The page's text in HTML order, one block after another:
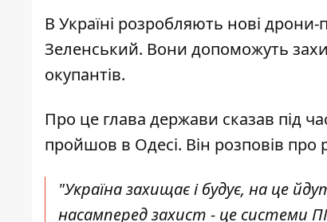
В Україні розробляють нові дрони-
Зеленський. Вони допоможуть
окупантів.
Про це глава держави сказав під
пройшов в Одесі. Він розповів про
"Україна захищає і будує, на це
насамперед захист - це системи